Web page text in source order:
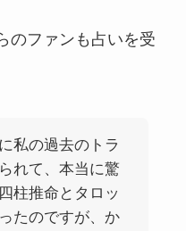
のファンも占いを受
私の過去のトラ
れて、本当に驚
柱推命とタロッ
たのですが、か